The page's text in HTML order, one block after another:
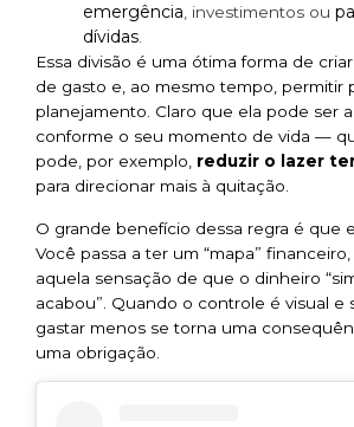
emergência , investimentos ou
dívidas
Essa divisão é uma ótima forma de
de gasto e, ao mesmo tempo, permitir
planejamento. Claro que ela pode ser
conforme o seu momento de vida —
pode, por exemplo, reduzir o lazer
para direcionar mais à quitação.
O grande benefício dessa regra é que
Você passa a ter um “mapa”
aquela sensação de que o dinheiro
acabou”. Quando o controle é visual e
gastar menos se torna uma
uma obrigação.